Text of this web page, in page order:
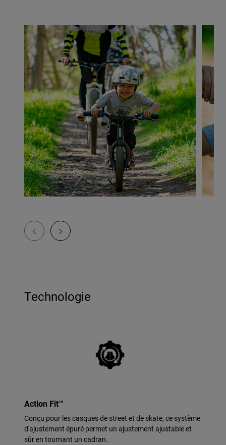
Technologie
Action Fit™
Conçu pour les casques de street et de skate, ce système
d'ajustement épuré permet un ajustement ajustable et
sûr en tournant un cadran.